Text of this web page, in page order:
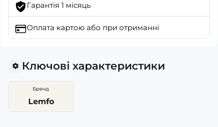
Гарантія 1 місяць
Оплата картою або при отриманні
Ключові характеристики
Бренд
Lemfo